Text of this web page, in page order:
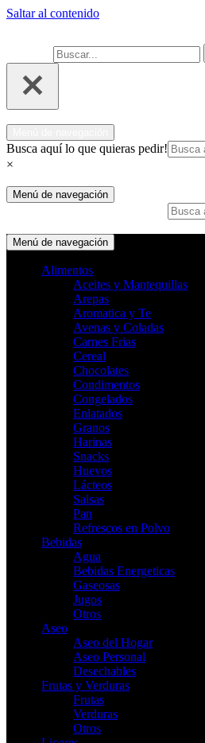
Saltar al contenido
Busca aquí lo que quieras pedir!
×
Menú de navegación
Menú de navegación
Alimentos
Aceites y Mantequillas
Arepas
Aromatica y Te
Avenas y Coladas
Carnes Frias
Cereal
Chocolates
Condimentos
Congelados
Enlatados
Granos
Harinas
Snacks
Huevos
Lácteos
Salsas
Pan
Refrescos en Polvo
Bebidas
Agua
Bebidas Energeticas
Gaseosas
Jugos
Otros
Aseo
Aseo del Hogar
Aseo Personal
Desechables
Frutas y Verduras
Frutas
Verduras
Otros
Ahora compra fácil y rápido por